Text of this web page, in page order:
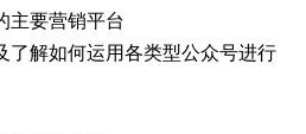
主要营销平台
了解如何运用各类型公众号进行